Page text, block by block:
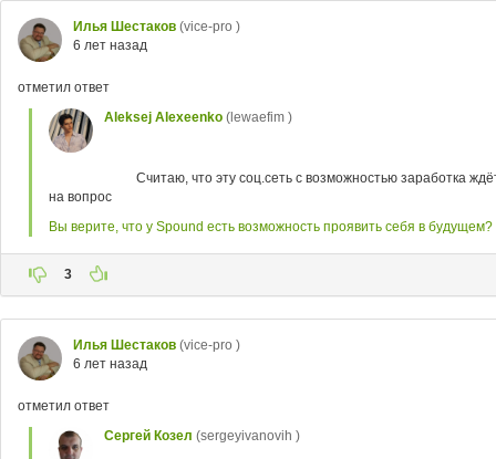
Илья Шестаков (vice-pro )
6 лет назад
отметил ответ
Aleksej Alexeenko (lewaefim )
Считаю, что эту соц.сеть с возможностью заработка
на вопрос
Вы верите, что у Spound есть возможность проявить себя в будущем?
3
Илья Шестаков (vice-pro )
6 лет назад
отметил ответ
Сергей Козел (sergeyivanovih )